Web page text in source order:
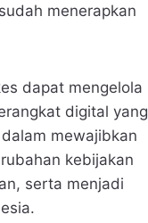
menerapkan
dapat mengelola
digital yang
mewajibkan
kebijakan
serta menjadi